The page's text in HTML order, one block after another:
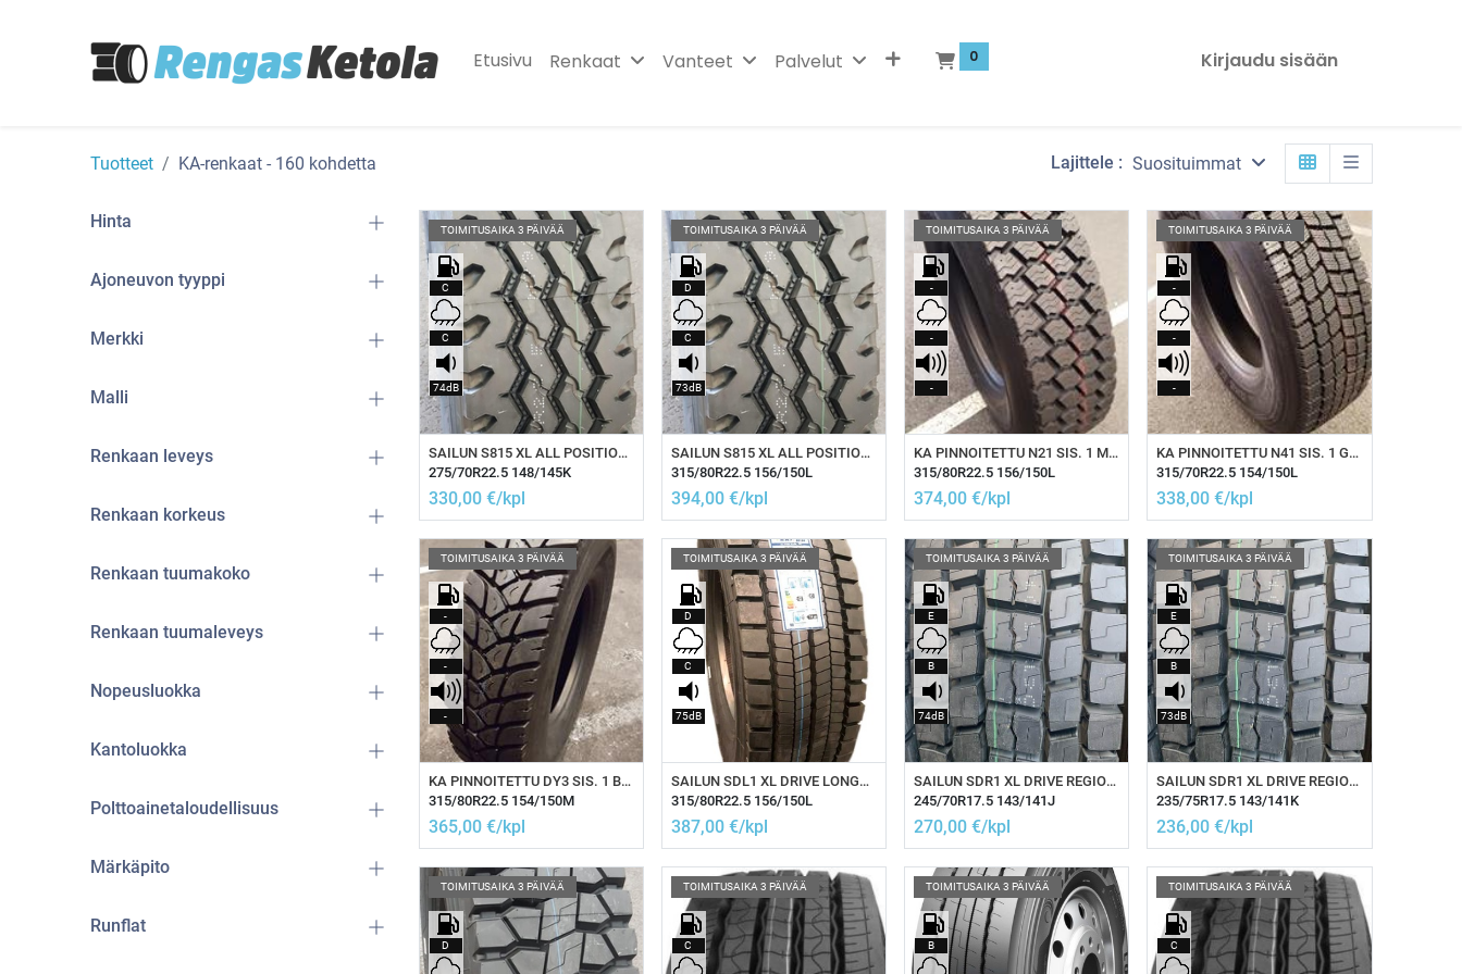
Etusivu Renkaat Vanteet Palvelut 0 Kirjaudu sisään
Tuotteet KA-renkaat- 160 kohdetta Lajittele : Suosituimmat
Hinta
Ajoneuvon tyyppi
Merkki
Malli
Renkaan leveys
Renkaan korkeus
Renkaan tuumakoko
Renkaan tuumaleveys
Nopeusluokka
Kantoluokka
Polttoainetaloudellisuus
Märkäpito
Runflat
TOIMITUSAIKA 3 PÄIVÄÄ
C
C
74dB
Lisää ostoskoriin
SAILUN S815 XL ALL POSITION ON/OFF ROAD
275/70R22.5 148/145K
330,00€/kpl
TOIMITUSAIKA 3 PÄIVÄÄ
D
C
73dB
Lisää ostoskoriin SAILUN S815 XL ALL POSITION ON/OFF ROAD
315/80R22.5 156/150L
394,00€/kpl
TOIMITUSAIKA 3 PÄIVÄÄ
-
-
-
Lisää ostoskoriin
KA PINNOITETTU N21 SIS. 1 MICHELIN RUNKO XL
315/80R22.5 156/150L
374,00 €/kpl
TOIMITUSAIKA 3 PÄIVÄÄ
-
-
-
Lisää ostoskoriin
KA PINNOITETTU N41 SIS. 1 GOODYEAR RUNKO XL DRIVE
315/70R22.5 154/150L
338,00 €/kpl
TOIMITUSAIKA 3 PÄIVÄÄ
-
-
-
Lisää ostoskoriin
KA PINNOITETTU DY3 SIS. 1 BRIDGESTONE RUNKO XL DRIVE
315/80R22.5 154/150M
365,00€/kpl
TOIMITUSAIKA 3 PÄIVÄÄ
D
C
75dB
Lisää ostoskoriin SAILUN SDL1 XL DRIVE LONGHAUL
315/80R22.5 156/150L
387,00€/kpl
TOIMITUSAIKA 3 PÄIVÄÄ
E
B
74dB
Lisää ostoskoriin
SAILUN SDR1 XL DRIVE REGIONAL
245/70R17.5 143/141J
270,00 €/kpl
TOIMITUSAIKA 3 PÄIVÄÄ
E
B
73dB
Lisää ostoskoriin
SAILUN SDR1 XL DRIVE REGIONAL
235/75R17.5 143/141K
236,00 €/kpl
TOIMITUSAIKA 3 PÄIVÄÄ
D
TOIMITUSAIKA 3 PÄIVÄÄ
C
TOIMITUSAIKA 3 PÄIVÄÄ
B
TOIMITUSAIKA 3 PÄIVÄÄ
C